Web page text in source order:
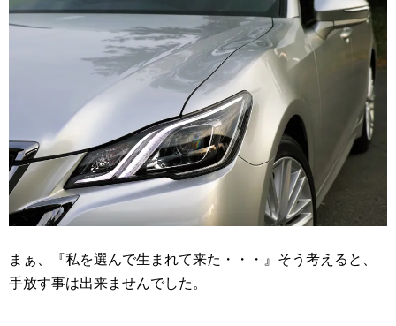
まぁ、『私を選んで生まれて来た・・・』そう考えると、
手放す事は出来ませんでした。